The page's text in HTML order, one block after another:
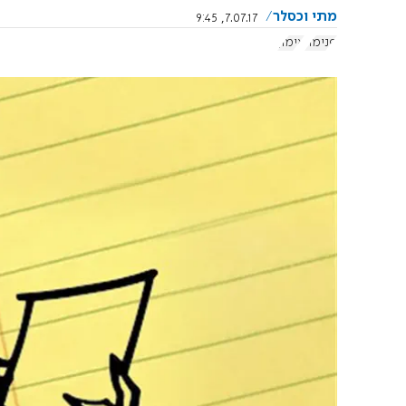
מתי וכסלר
7.07.17, 9:45
פנימה
אימון